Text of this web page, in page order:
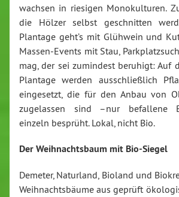
wachsen in riesigen Monokulturen.
die Hölzer selbst geschnitten
Plantage geht’s mit Glühwein und
Massen-Events mit Stau,
mag, der sei zumindest beruhigt: Auf
Plantage werden ausschließlich
eingesetzt, die für den Anbau von
zugelassen sind –nur befallene
einzeln besprüht. Lokal, nicht Bio.
Der Weihnachtsbaum mit Bio-Siegel
Demeter, Naturland, Bioland und
Weihnachtsbäume aus geprüft